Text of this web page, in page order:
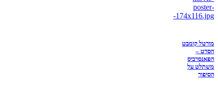
מורטל קומבט
הסרט –
הפאנסרביס
משתלט על
הסיפור